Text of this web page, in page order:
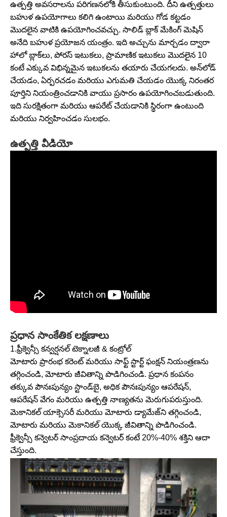
ఉత్పత్తి అవసరాలను పరిగణనలోకి తీసుకుంటుంది. దీని ఉత్పత్తులు
బహుళ ఉపయోగాలు కలిగి ఉంటాయి మరియు గోడ కట్టడం
మొదలైన వాటికి ఉపయోగించవచ్చు. సాలిడ్ బ్లాక్ మేకింగ్ మెషిన్
అనేది బహుళ ప్రయోజన యంత్రం. ఇది అచ్చును మార్చడం ద్వారా
హాలో బ్లాక్‌లు, పోరస్ ఇటుకలు, ప్రామాణిక ఇటుకలు మొదలైన 10
కంటే ఎక్కువ విభిన్నమైన ఇటుకలను తయారు చేయగలదు. అన్‌లోడ్
చేయడం, ఏర్పరచడం మరియు ఎగుమతి చేయడం యొక్క నిరంతర
పూర్తిని నియంత్రించడానికి వాయు ప్రసారం ఉపయోగించబడుతుంది.
ఇది సురక్షితంగా మరియు ఆపరేట్ చేయడానికి స్థిరంగా ఉంటుంది
మరియు నిర్వహించడం సులభం.
ఉత్పత్తి వీడియో
ప్రధాన సాంకేతిక లక్షణాలు
1.ఫ్రీక్వెన్సీ కన్వర్షనల్ టెక్నాలజీ & కంట్రోల్
మోటారు ప్రారంభ కరెంట్ మరియు సాఫ్ట్ స్టార్ట్ ఫంక్షన్ నియంత్రణను
తగ్గించండి, మోటారు జీవితాన్ని పొడిగించండి. ప్రధాన కంపనం
తక్కువ పౌనఃపున్యం స్టాండ్‌బై, అధిక పౌనఃపున్యం ఆపరేషన్,
ఆపరేషన్ వేగం మరియు ఉత్పత్తి నాణ్యతను మెరుగుపరుస్తుంది.
మెకానికల్ యాక్సెసరీ మరియు మోటారు డ్యామేజ్‌ని తగ్గించండి,
మోటారు మరియు మెకానికల్ యొక్క జీవితాన్ని పొడిగించండి.
ఫ్రీక్వెన్సీ కన్వెటర్ సాంప్రదాయ కన్వెటర్ కంటే 20%-40% శక్తిని ఆదా
చేస్తుంది.